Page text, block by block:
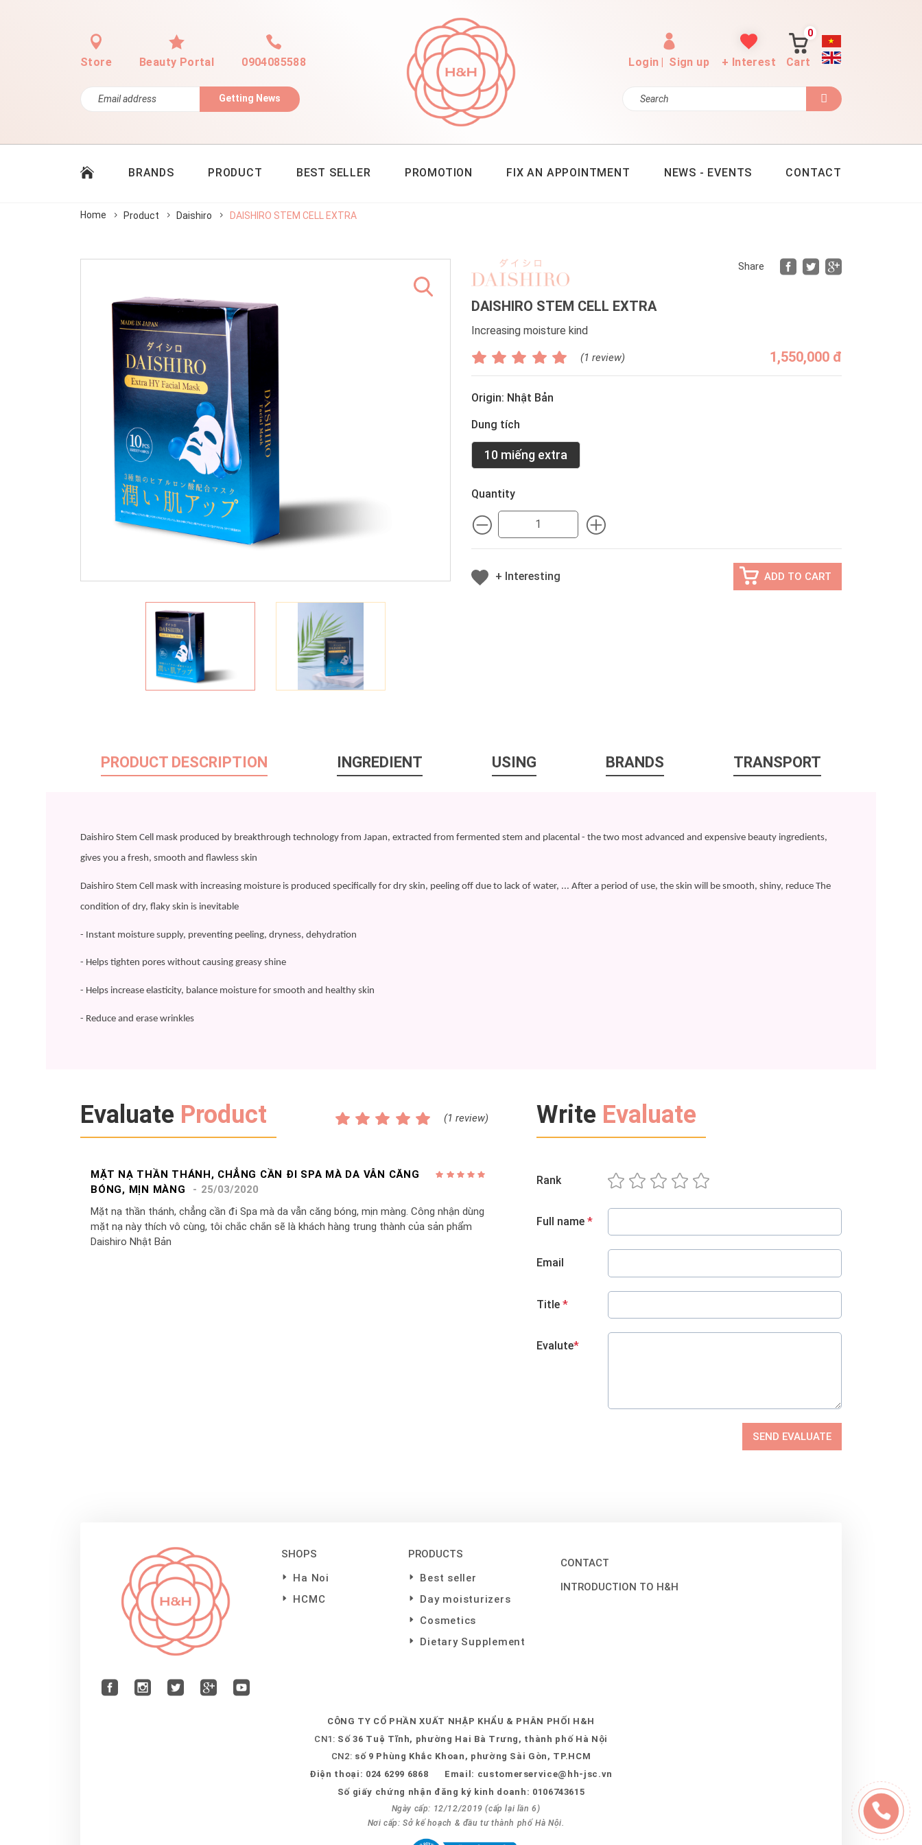
Store Beauty Portal 0904085588
Getting News
Login Sign up + Interest
0
Cart
BRANDS PRODUCT BEST SELLER PROMOTION FIX AN APPOINTMENT NEWS - EVENTS CONTACT
Home Product Daishiro DAISHIRO STEM CELL EXTRA
Share
DAISHIRO STEM CELL EXTRA
Increasing moisture kind
(1 review) 1,550,000 đ
Origin: Nhật Bản
Dung tích
10 miếng extra
Quantity
MINUS MINUS
+ Interesting ADD TO CART
PRODUCT DESCRIPTION INGREDIENT USING BRANDS TRANSPORT
Daishiro Stem Cell mask produced by breakthrough technology from Japan, extracted from fermented stem and placental - the two most advanced and expensive beauty ingredients,
gives you a fresh, smooth and flawless skin
Daishiro Stem Cell mask with increasing moisture is produced specifically for dry skin, peeling off due to lack of water, ... After a period of use, the skin will be smooth, shiny, reduce The
condition of dry, flaky skin is inevitable
- Instant moisture supply, preventing peeling, dryness, dehydration
- Helps tighten pores without causing greasy shine
- Helps increase elasticity, balance moisture for smooth and healthy skin
- Reduce and erase wrinkles
Evaluate Product (1 review)
MẶT NẠ THẦN THÁNH, CHẲNG CẦN ĐI SPA MÀ DA VẪN CĂNG
BÓNG, MỊN MÀNG
25/03/2020
Mặt nạ thần thánh, chẳng cần đi Spa mà da vẫn căng bóng, mịn màng. Công nhận dùng
mặt nạ này thích vô cùng, tôi chắc chắn sẽ là khách hàng trung thành của sản phẩm
Daishiro Nhật Bản
Write Evaluate
Rank
Full name *
Email
Title *
Evalute*
SEND EVALUATE
SHOPS
Ha Noi
HCMC
PRODUCTS
Best seller
Day moisturizers
Cosmetics
Dietary Supplement
CONTACT
INTRODUCTION TO H&H
CÔNG TY CỔ PHẦN XUẤT NHẬP KHẨU & PHÂN PHỐI H&H
CN1: Số 36 Tuệ Tĩnh, phường Hai Bà Trưng, thành phố Hà Nội
CN2: số 9 Phùng Khắc Khoan, phường Sài Gòn, TP.HCM
Điện thoại: 024 6299 6868 Email: customerservice@hh-jsc.vn
Số giấy chứng nhận đăng ký kinh doanh: 0106743615
Ngày cấp: 12/12/2019 (cấp lại lần 6)
Nơi cấp: Sở kế hoạch & đầu tư thành phố Hà Nội.